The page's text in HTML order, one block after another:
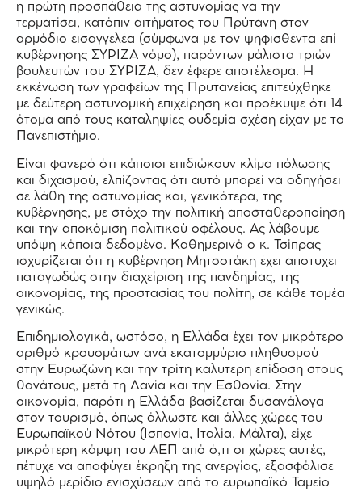
η πρώτη προσπάθεια της αστυνομίας να την
τερματίσει, κατόπιν αιτήματος του Πρύτανη στον
αρμόδιο εισαγγελέα (σύμφωνα με τον ψηφισθέντα επί
κυβέρνησης ΣΥΡΙΖΑ νόμο), παρόντων μάλιστα τριών
βουλευτών του ΣΥΡΙΖΑ, δεν έφερε αποτέλεσμα. Η
εκκένωση των γραφείων της Πρυτανείας επιτεύχθηκε
με δεύτερη αστυνομική επιχείρηση και προέκυψε ότι 14
άτομα από τους καταληψίες ουδεμία σχέση είχαν με το
Πανεπιστήμιο.
Είναι φανερό ότι κάποιοι επιδιώκουν κλίμα πόλωσης
και διχασμού, ελπίζοντας ότι αυτό μπορεί να οδηγήσει
σε λάθη της αστυνομίας και, γενικότερα, της
κυβέρνησης, με στόχο την πολιτική αποσταθεροποίηση
και την αποκόμιση πολιτικού οφέλους. Ας λάβουμε
υπόψη κάποια δεδομένα. Καθημερινά ο κ. Τσίπρας
ισχυρίζεται ότι η κυβέρνηση Μητσοτάκη έχει αποτύχει
παταγωδώς στην διαχείριση της πανδημίας, της
οικονομίας, της προστασίας του πολίτη, σε κάθε τομέα
γενικώς.
Επιδημιολογικά, ωστόσο, η Ελλάδα έχει τον μικρότερο
αριθμό κρουσμάτων ανά εκατομμύριο πληθυσμού
στην Ευρωζώνη και την τρίτη καλύτερη επίδοση στους
θανάτους, μετά τη Δανία και την Εσθονία. Στην
οικονομία, παρότι η Ελλάδα βασίζεται δυσανάλογα
στον τουρισμό, όπως άλλωστε και άλλες χώρες του
Ευρωπαϊκού Νότου (Ισπανία, Ιταλία, Μάλτα), είχε
μικρότερη κάμψη του ΑΕΠ από ό,τι οι χώρες αυτές,
πέτυχε να αποφύγει έκρηξη της ανεργίας, εξασφάλισε
υψηλό μερίδιο ενισχύσεων από το ευρωπαϊκό Ταμείο